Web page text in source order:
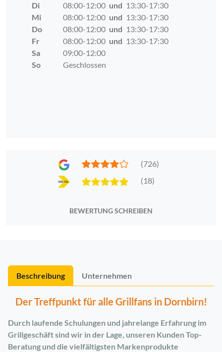
Di
08:00-12:00 und 13:30-17:30
Mi
08:00-12:00 und 13:30-17:30
Do
08:00-12:00 und 13:30-17:30
Fr
08:00-12:00 und 13:30-17:30
Sa
09:00-12:00
So
Geschlossen
(726)
(18)
BEWERTUNG SCHREIBEN
Beschreibung Unternehmen
Der Treffpunkt für alle Grillfans in Dornbirn!
Durch laufende Schulungen und jahrelange Erfahrung im
Grillgeschäft sind wir in der Lage, unseren Kunden Top-
Beratung und die vielfältigsten Markenprodukte